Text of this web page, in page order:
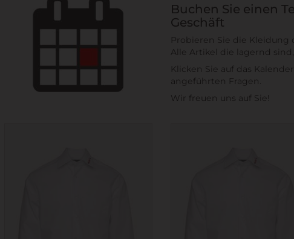
Buchen Sie einen
Geschäft
Probieren Sie die Kleidung
Alle Artikel die lagernd
Klicken Sie auf das
angeführten Fragen.
Wir freuen uns auf Sie!